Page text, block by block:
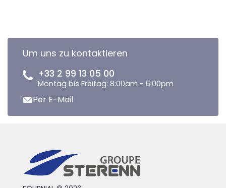
Um uns zu kontaktieren
+33 2 99 13 05 00
Montag bis Freitag: 8:00am - 6:00pm
Per E-Mail